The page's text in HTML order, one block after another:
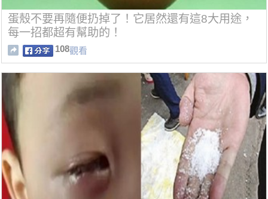
蛋殼不要再隨便扔掉了！它居然還有這8大用途，
每一招都超有幫助的！
108觀看